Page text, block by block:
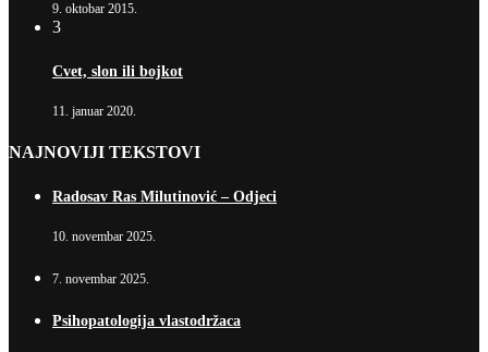
9. oktobar 2015.
3
Cvet, slon ili bojkot
11. januar 2020.
NAJNOVIJI TEKSTOVI
Radosav Ras Milutinović – Odjeci
10. novembar 2025.
7. novembar 2025.
Psihopatologija vlastodržaca